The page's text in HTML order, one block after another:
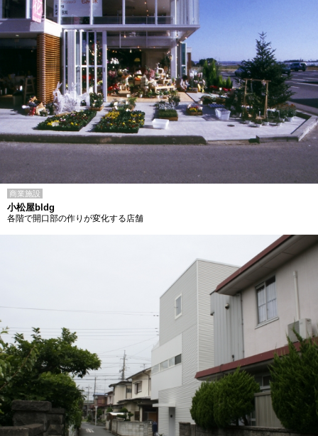
商業施設
小松屋bldg
各階で開口部の作りが変化する店舗